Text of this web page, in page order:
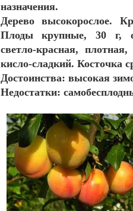
назначения.
Дерево высокорослое.
Плоды крупные, 30 г,
светло-красная,
кисло-сладкий. Косточка
Достоинства: высокая
Недостатки: